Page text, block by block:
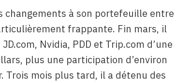
changements à son portefeuille entre
frappante. Fin mars, il
Nvidia, PDD et Trip.com d’une
plus une participation d’environ
Trois mois plus tard, il a détenu des